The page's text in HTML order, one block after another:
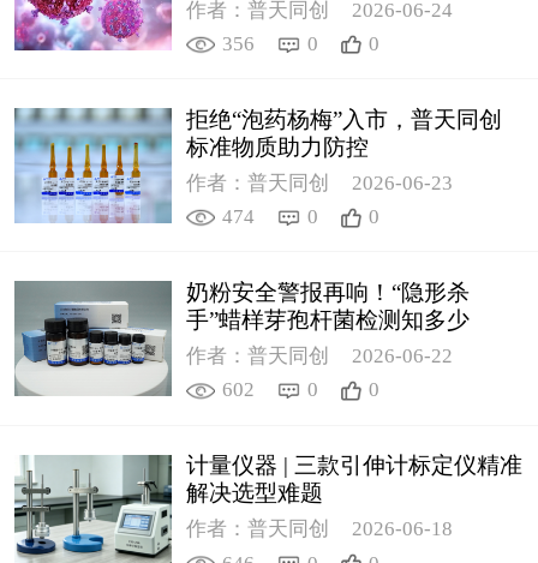
作者：普天同创
2026-06-24
356
0 0
拒绝“泡药杨梅”入市，普天同创
标准物质助力防控
作者：普天同创
2026-06-23
474
0 0
奶粉安全警报再响！“隐形杀
手”蜡样芽孢杆菌检测知多少
作者：普天同创
2026-06-22
602
0 0
计量仪器 | 三款引伸计标定仪精准
解决选型难题
作者：普天同创
2026-06-18